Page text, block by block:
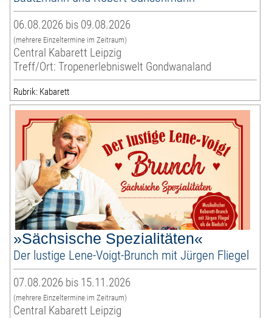
06.08.2026 bis 09.08.2026
(mehrere Einzeltermine im Zeitraum)
Central Kabarett Leipzig
Treff/Ort: Tropenerlebniswelt Gondwanaland
Rubrik: Kabarett
»Sächsische Spezialitäten«
Der lustige Lene-Voigt-Brunch mit Jürgen Fliegel
07.08.2026 bis 15.11.2026
(mehrere Einzeltermine im Zeitraum)
Central Kabarett Leipzig